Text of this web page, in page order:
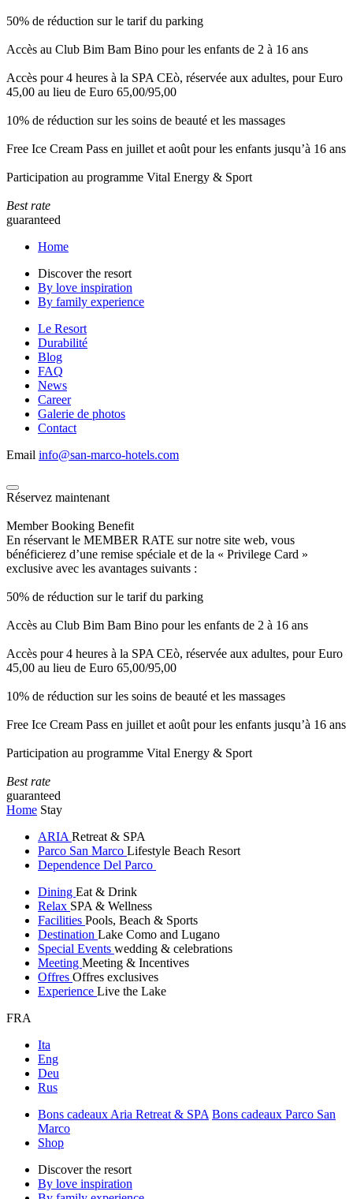
50% de réduction sur le tarif du parking
Accès au Club Bim Bam Bino pour les enfants de 2 à 16 ans
Accès pour 4 heures à la SPA CEò, réservée aux adultes, pour Euro
45,00 au lieu de Euro 65,00/95,00
10% de réduction sur les soins de beauté et les massages
Free Ice Cream Pass en juillet et août pour les enfants jusqu’à 16 ans
Participation au programme Vital Energy & Sport
Best rate
guaranteed
Home
Discover the resort
By love inspiration
By family experience
Le Resort
Durabilité
Blog
FAQ
News
Career
Galerie de photos
Contact
Email info@san-marco-hotels.com
Réservez maintenant
Member Booking Benefit
En réservant le MEMBER RATE sur notre site web, vous
bénéficierez d’une remise spéciale et de la « Privilege Card »
exclusive avec les avantages suivants :
50% de réduction sur le tarif du parking
Accès au Club Bim Bam Bino pour les enfants de 2 à 16 ans
Accès pour 4 heures à la SPA CEò, réservée aux adultes, pour Euro
45,00 au lieu de Euro 65,00/95,00
10% de réduction sur les soins de beauté et les massages
Free Ice Cream Pass en juillet et août pour les enfants jusqu’à 16 ans
Participation au programme Vital Energy & Sport
Best rate
guaranteed
Home Stay
ARIA Retreat & SPA
Parco San Marco Lifestyle Beach Resort
Dependence Del Parco
Dining Eat & Drink
Relax SPA & Wellness
Facilities Pools, Beach & Sports
Destination Lake Como and Lugano
Special Events wedding & celebrations
Meeting Meeting & Incentives
Offres Offres exclusives
Experience Live the Lake
FRA
Ita
Eng
Deu
Rus
Bons cadeaux Aria Retreat & SPA Bons cadeaux Parco San
Marco
Shop
Discover the resort
By love inspiration